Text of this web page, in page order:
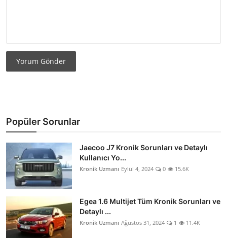
Yorum Gönder
Popüler Sorunlar
Jaecoo J7 Kronik Sorunları ve Detaylı
Kullanıcı Yo...
Kronik Uzmanı Eylül 4, 2024 0 15.6K
Egea 1.6 Multijet Tüm Kronik Sorunları ve
Detaylı ...
Kronik Uzmanı Ağustos 31, 2024 1 11.4K